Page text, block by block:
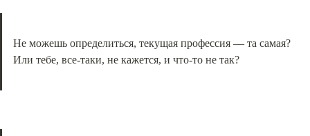
Не можешь определиться, текущая профессия — та самая?
Или тебе, все-таки, не кажется, и что-то не так?